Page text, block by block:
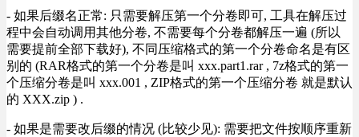
- 如果后缀名正常: 只需要解压第一个分卷即可, 工具在解压过
程中会自动调用其他分卷, 不需要每个分卷都解压一遍 (所以
需要提前全部下载好), 不同压缩格式的第一个分卷命名是有区
别的 (RAR格式的第一个分卷是叫 xxx.part1.rar , 7z格式的第一
个压缩分卷是叫 xxx.001 , ZIP格式的第一个压缩分卷 就是默认
的 XXX.zip ) .
- 如果是需要改后缀的情况 (比较少见): 需要把文件按顺序重新